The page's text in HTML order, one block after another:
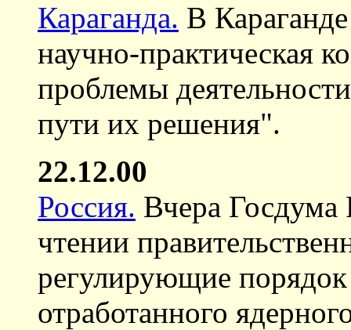
Караганда. В
научно-практическая
проблемы
пути их решения".
22.12.00
Россия. Вчера Госдума
чтении
регулирующие порядок
отработанного